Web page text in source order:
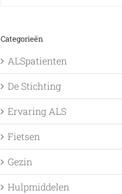
Categorieën
ALSpatienten
De Stichting
Ervaring ALS
Fietsen
Gezin
Hulpmiddelen